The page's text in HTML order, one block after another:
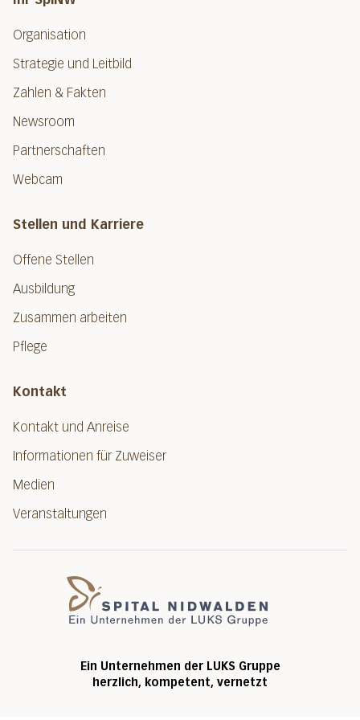
Organisation
Strategie und Leitbild
Zahlen & Fakten
Newsroom
Partnerschaften
Webcam
Stellen und Karriere
Offene Stellen
Ausbildung
Zusammen arbeiten
Pflege
Kontakt
Kontakt und Anreise
Informationen für Zuweiser
Medien
Veranstaltungen
Ein Unternehmen der LUKS Gruppe
herzlich, kompetent, vernetzt